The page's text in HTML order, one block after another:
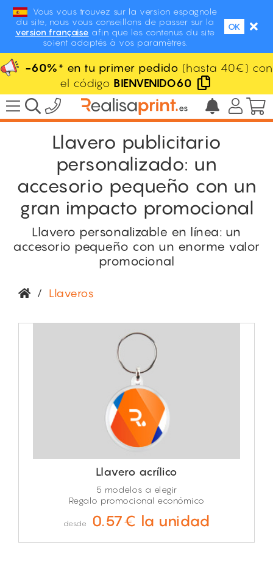
Vous vous trouvez sur la version espagnole
du site, nous vous conseillons de passer sur la
version française afin que les contenus du site
soient adaptés à vos paramètres.
OK
-60%* en tu primer pedido (hasta 40€) con
el código BIENVENIDO60
Llavero publicitario
personalizado: un
accesorio pequeño con un
gran impacto promocional
Llavero personalizable en línea: un
accesorio pequeño con un enorme valor
promocional
/ Llaveros
Llavero acrílico
5 modelos a elegir
Regalo promocional económico
desde 0.57€ la unidad